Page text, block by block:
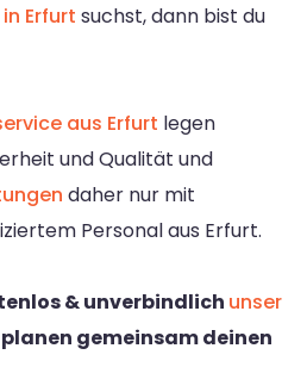
Erfurt suchst, dann bist du
aus Erfurt legen
und Qualität und
daher nur mit
Personal aus Erfurt.
& unverbindlich unser
gemeinsam deinen